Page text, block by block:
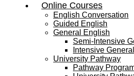
Online Courses
English Conversation
Guided English
General English
Semi-Intensive
Intensive
University Pathway
Pathway